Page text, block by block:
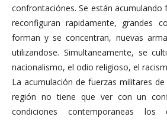
confrontaciónes. Se están acumulando
reconfiguran rapidamente, grandes
forman y se concentran, nuevas
utilizandose. Simultaneamente, se
nacionalismo, el odio religioso, el
La acumulación de fuerzas militares
región no tiene que ver con un
condiciones contemporaneas los